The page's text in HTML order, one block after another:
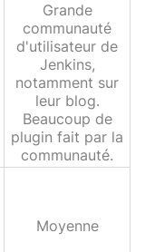
Grande
communauté
d'utilisateur de
Jenkins,
notamment sur
leur blog.
Beaucoup de
plugin fait par la
communauté.
Moyenne